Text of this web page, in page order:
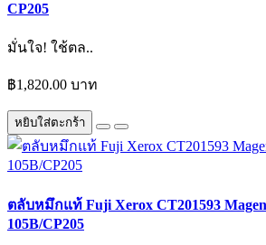
CP205
มั่นใจ! ใช้ตล..
฿1,820.00 บาท
หยิบใส่ตะกร้า
ตลับหมึกแท้ Fuji Xerox CT201593
105B/CP205